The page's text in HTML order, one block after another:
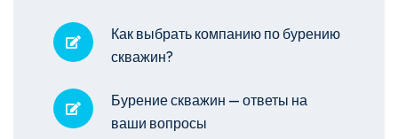
Как выбрать компанию по бурению
скважин?
Бурение скважин — ответы на
ваши вопросы